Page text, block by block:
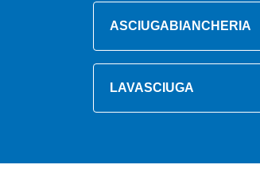
ASCIUGABIANCHERIA
LAVASCIUGA